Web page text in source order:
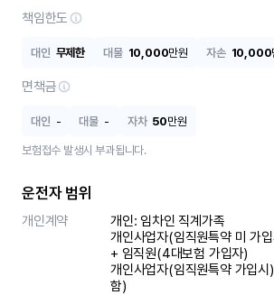
책임한도
대인 무제한 대물 10,000만원 자손 10,000
면책금
대인 - 대물 - 자차 50만원
보험접수 발생시 부과됩니다.
운전자 범위
개인계약
개인: 임차인 직계가족
개인사업자(임직원특약 미 가
+ 임직원(4대보험 가입자)
개인사업자(임직원특약 가입
함)